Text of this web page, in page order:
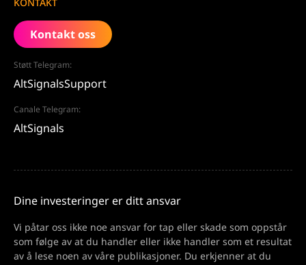
KONTAKT
Kontakt oss
Støtt Telegram:
AltSignalsSupport
Canale Telegram:
AltSignals
Dine investeringer er ditt ansvar
Vi påtar oss ikke noe ansvar for tap eller skade som oppstår
som følge av at du handler eller ikke handler som et resultat
av å lese noen av våre publikasjoner. Du erkjenner at du